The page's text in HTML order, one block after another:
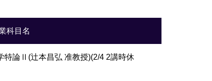
科目名
特論Ⅱ(辻本昌弘 准教授)(2/4 2講時休